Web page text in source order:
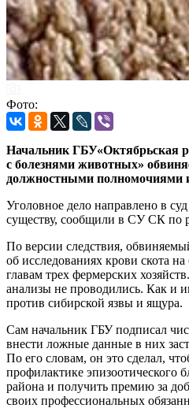
Фото:
Начальник ГБУ«Октябрьская
с болезнями животных»
должностными полномочиями
Уголовное дело направлено в
существу, сообщили в СУ СК по
По версии следствия,
об исследованиях крови скота
главам трех фермерских
анализы не проводились. Как и
против сибирской язвы и ящура.
Сам начальник ГБУ подписал
внести ложные данные в них
По его словам, он это сделал,
профилактике эпизоотического
района и получить премию за
своих профессиональных